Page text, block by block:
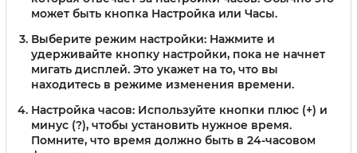
может быть кнопка Настройка или Часы.
Выберите режим настройки: Нажмите и
удерживайте кнопку настройки, пока не начнет
мигать дисплей. Это укажет на то, что вы
находитесь в режиме изменения времени.
Настройка часов: Используйте кнопки плюс (+) и
минус (?), чтобы установить нужное время.
Помните, что время должно быть в 24-часовом